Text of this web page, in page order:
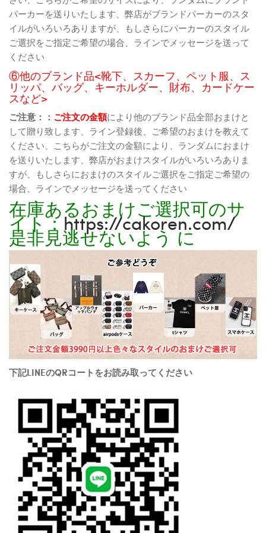
パーカーを送りいたします、弊店がブランドパーカーのスタ
イルがいろいろありますが、もしさらにパーカーのスタイル
ご選択をご指定ご希望の場合、ラインでメッセージを送って
ください
⑥他のブランド品<靴下、スカーフ、ペット服、ス
リッパ、バッグ、キーホルダー、財布、カードケー
スなど>
ご注意：： ご注文の金額により他のブランド品全部おまけと
して贈り致します、ライン登録後、ご希望のおまけを教えて
ください、こちらがご注文の金額により、ランダムにおまけ
を送りいたします、弊店がおまけスタイルがいろいろありま
すが、もしさらにおまけのスタイルご選択をご指定ご希望の
場合、ラインでメッセージを送ってください
在庫あるおまけご選択可のサ
イト：https://cakoren.com/
是非見逃せないよう に
下記LINEのQRコートをお読み取ってください